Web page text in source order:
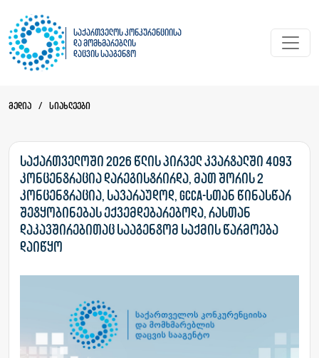
საქართველოს კონკურენციისა
და მომხმარებლის
დაცვის სააგენტო
მედია / სიახლეები
საქართველოში 2026 წლის პირველ კვარტალში 4093
კონცენტრაცია დარეგისტრირდა, მათ შორის 2
კონცენტრაცია, სავარაუდოდ, GCCA-სთან წინასწარ
შეტყობინებას ექვემდებარებოდა, რასთან
დაკავშირებითაც სააგენტომ საქმის წარმოება
დაიწყო